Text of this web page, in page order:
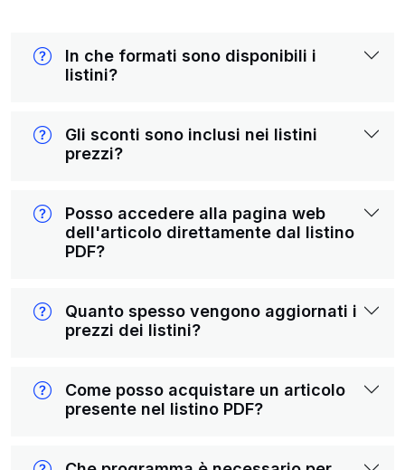
In che formati sono disponibili i
listini?
Gli sconti sono inclusi nei listini
prezzi?
Posso accedere alla pagina web
dell'articolo direttamente dal listino
PDF?
Quanto spesso vengono aggiornati i
prezzi dei listini?
Come posso acquistare un articolo
presente nel listino PDF?